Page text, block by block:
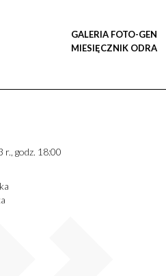
GALERIA FOTO-GEN
MIESIĘCZNIK ODRA
r., godz. 18:00